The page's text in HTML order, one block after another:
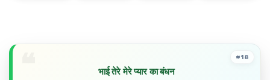
भाई तेरे मेरे प्यार का बंधन
#18